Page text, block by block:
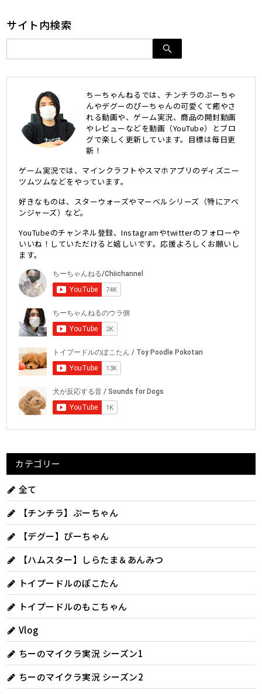
サイト内検索
ちーちゃんねるでは、チンチラのぷーちゃ
んやデグーのぴーちゃんの可愛くて癒やさ
れる動画や、ゲーム実況、商品の開封動画
やレビューなどを動画（YouTube）とブロ
グで楽しく更新しています。目標は毎日更
新！
ゲーム実況では、マインクラフトやスマホアプリのディズニー
ツムツムなどをやっています。
好きなものは、スターウォーズやマーベルシリーズ（特にアベ
ンジャーズ）など。
YouTubeのチャンネル登録、Instagramやtwitterのフォローや
いいね！していただけると嬉しいです。応援よろしくお願いし
ます。
カテゴリー
全て
【チンチラ】ぷーちゃん
【デグー】ぴーちゃん
【ハムスター】しらたま＆あんみつ
トイプードルのぽこたん
トイプードルのもこちゃん
Vlog
ちーのマイクラ実況 シーズン1
ちーのマイクラ実況 シーズン2